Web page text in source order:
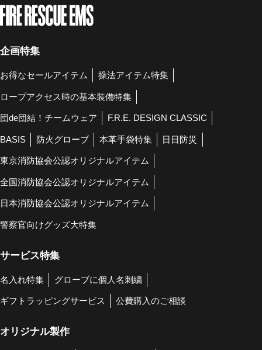
企画特集
お得なセールアイテム 操法アイテム特集
ロープアクセス時の基本装備特集
団de団結！チームウェア F.R.E. DESIGN CLASSIC
BASIS 防火グローブ 本革手袋特集 日日防災
東京消防協会公認オリジナルアイテム
全国消防協会公認オリジナルアイテム
日本消防協会公認オリジナルアイテム
警察官向けグッズ大特集
サービス特集
名入れ特集 グローブに個人名刺繍
ギフトラッピングサービス 公費購入のご相談
オリジナル製作